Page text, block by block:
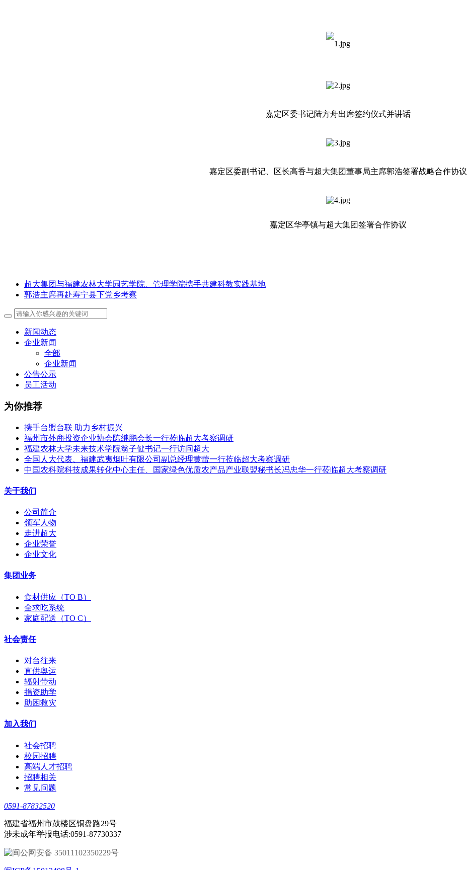
嘉定区委书记陆方舟出席签约仪式并讲话
嘉定区委副书记、区长高香与超大集团董事局主席郭浩签署战略合作协议
嘉定区华亭镇与超大集团签署合作协议
超大集团与福建农林大学园艺学院、管理学院携手共建科教实践基地
郭浩主席再赴寿宁县下党乡考察
新闻动态
企业新闻
全部
企业新闻
公告公示
员工活动
为你推荐
携手台盟台联 助力乡村振兴
福州市外商投资企业协会陈继鹏会长一行莅临超大考察调研
福建农林大学未来技术学院翁子健书记一行访问超大
全国人大代表、福建武夷烟叶有限公司副总经理黄蕾一行莅临超大考察调研
中国农科院科技成果转化中心主任、国家绿色优质农产品产业联盟秘书长冯忠华一行莅临超大考察调研
关于我们
公司简介
领军人物
走进超大
企业荣誉
企业文化
集团业务
食材供应（TO B）
全求吃系统
家庭配送（TO C）
社会责任
对台往来
直供奥运
辐射带动
捐资助学
助困救灾
加入我们
社会招聘
校园招聘
高端人才招聘
招聘相关
常见问题
0591-87832520
福建省福州市鼓楼区铜盘路29号
涉未成年举报电话:0591-87730337
闽公网安备 35011102350229号